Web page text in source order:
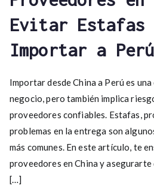
Evitar Estafas
Importar a Perú
Importar desde China a Perú es
negocio, pero también implica
proveedores confiables. Estafas,
problemas en la entrega son
más comunes. En este artículo, te
proveedores en China y
[…]